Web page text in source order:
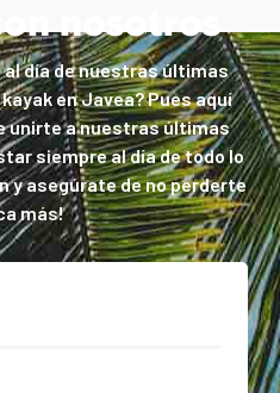
nosotros
día de nuestras últimas
en Javea? Pues aquí
unirte a nuestras últimas
siempre al día de todo lo
y asegúrate de no perderte
más!